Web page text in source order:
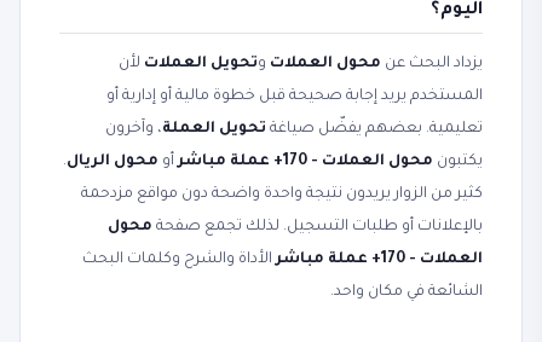
اليوم؟
يزداد البحث عن محول العملات وتحويل العملات لأن
المستخدم يريد إجابة صحيحة قبل خطوة مالية أو إدارية أو
تعليمية. بعضهم يفضّل صياغة تحويل العملة، وآخرون
يكتبون محول العملات - 170+ عملة مباشر أو محول الريال.
كثير من الزوار يريدون نتيجة واحدة واضحة دون مواقع مزدحمة
بالإعلانات أو طلبات التسجيل. لذلك تجمع صفحة محول
العملات - 170+ عملة مباشر
الأداة والشرح وكلمات البحث
الشائعة في مكان واحد.